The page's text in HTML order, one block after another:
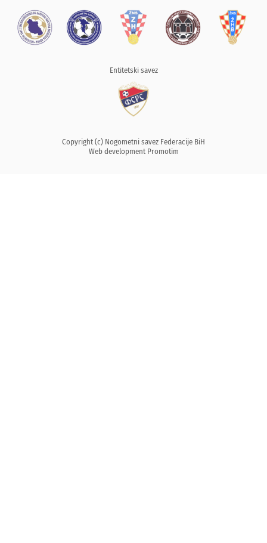
Entitetski savez
Copyright (c) Nogometni savez Federacije BiH
Web development Promotim